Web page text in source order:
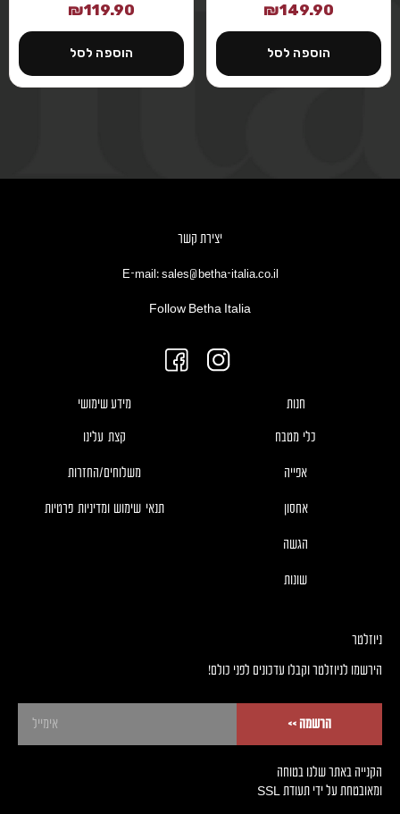
₪149.90
הוספה לסל
₪119.90
הוספה לסל
יצירת קשר
E-mail: sales@betha-italia.co.il
Follow Betha Italia
מידע שימושי
קצת עלינו
משלוחים/החזרות
תנאי שימוש ומדיניות פרטיות
חנות
כלי מטבח
אפייה
אחסון
הגשה
שונות
ניוזלטר
!הירשמו לניוזלטר וקבלו עדכונים לפני כולם
<< הרשמה
הקנייה באתר שלנו בטוחה
SSL ומאובטחת על ידי תעודת